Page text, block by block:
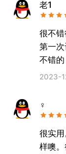
老1
很不
第一
不错
惠多
2023-
♀
很实
样噢